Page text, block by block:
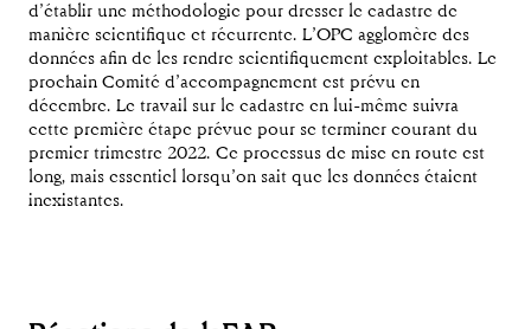
d’établir une méthodologie pour dresser le cadastre de
manière scientifique et récurrente. L’OPC agglomère des
données afin de les rendre scientifiquement exploitables. Le
prochain Comité d’accompagnement est prévu en
décembre. Le travail sur le cadastre en lui-même suivra
cette première étape prévue pour se terminer courant du
premier trimestre 2022. Ce processus de mise en route est
long, mais essentiel lorsqu’on sait que les données étaient
inexistantes.